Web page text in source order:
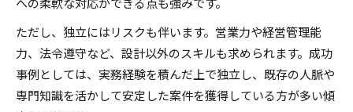
ただし、独立にはリスクも伴います。営業力や経営管理能
力、法令遵守など、設計以外のスキルも求められます。成功
事例としては、実務経験を積んだ上で独立し、既存の人脈や
専門知識を活かして安定した案件を獲得している方が多い傾